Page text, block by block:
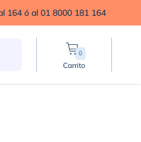
164 ó al 01 8000 181 164
0
Carrito